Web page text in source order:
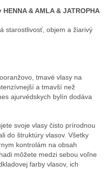
HENNA & AMLA & JATROPHA
starostlivosť, objem a žiarivý
tmavé vlasy na
a tmavší než
ajurvédskych bylín dodáva
svoje vlasy čisto prírodnou
do štruktúry vlasov. Všetky
kontrolám na obsah
môžete medzi sebou voľne
farby vlasov, ich